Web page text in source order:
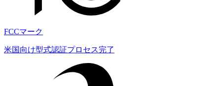
FCCマーク
米国向け型式認証プロセス完了